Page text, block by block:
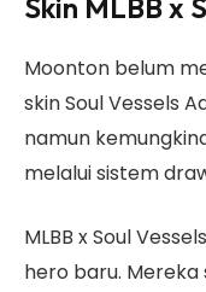
Moonton belum
skin Soul Vessels
namun
melalui sistem
MLBB x Soul
hero baru.